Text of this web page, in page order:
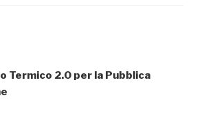
Termico 2.0 per la Pubblica